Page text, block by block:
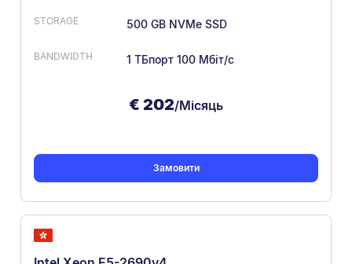
500 GB NVMe SSD
1 ТБпорт 100 Мбіт/с
€ 202/Місяць
Замовити